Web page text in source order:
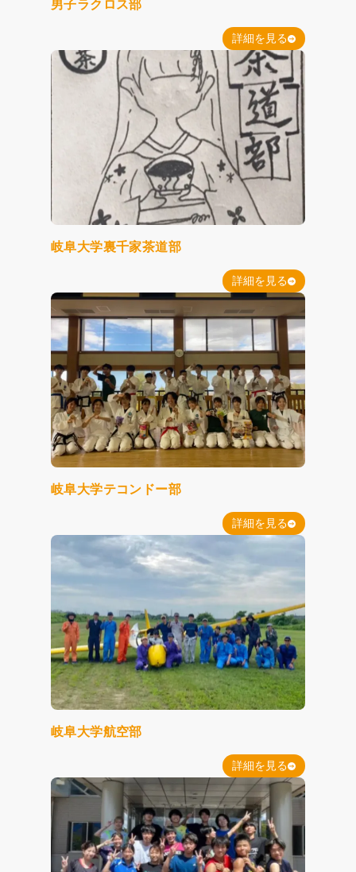
男子ラクロス部
詳細を見る
岐阜大学裏千家茶道部
詳細を見る
岐阜大学テコンドー部
詳細を見る
岐阜大学航空部
詳細を見る